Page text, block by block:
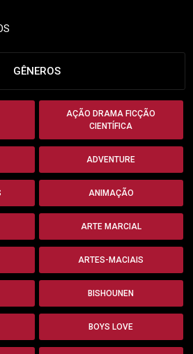
GÊNEROS
AÇÃO DRAMA FICÇÃO
CIENTÍFICA
ADVENTURE
ANIMAÇÃO
ARTE MARCIAL
ARTES-MACIAIS
BISHOUNEN
BOYS LOVE